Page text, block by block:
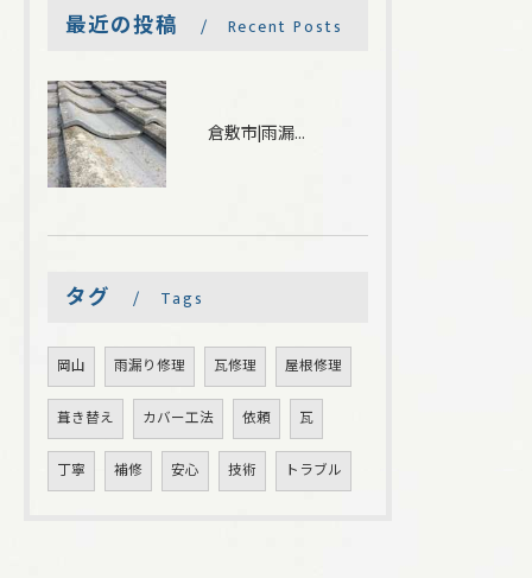
最近の投稿 Recent Posts
倉敷市|雨漏りしている箇所を下地補強し瓦を葺き直しました
タグ Tags
岡山 雨漏り修理 瓦修理 屋根修理
葺き替え カバー工法 依頼 瓦
丁寧 補修 安心 技術 トラブル